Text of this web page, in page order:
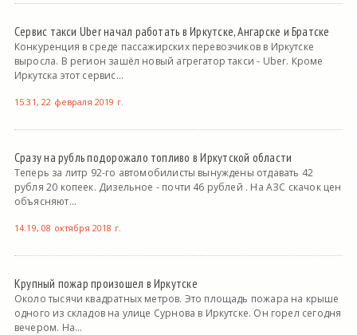
Сервис такси Uber начал работать в Иркутске, Ангарске и Братске
Конкуренция в среде пассажирских перевозчиков в Иркутске
выросла. В регион зашёл новый агрегатор такси - Uber. Кроме
Иркутска этот сервис...
15:31, 22 февраля 2019 г.
Сразу на рубль подорожало топливо в Иркутской области
Теперь за литр 92-го автомобилисты вынуждены отдавать 42
рубля 20 копеек. Дизельное - почти 46 рублей . На АЗС скачок цен
объясняют...
14:19, 08 октября 2018 г.
Крупный пожар произошел в Иркутске
Около тысячи квадратных метров. Это площадь пожара на крыше
одного из складов на улице Сурнова в Иркутске. Он горел сегодня
вечером. На...